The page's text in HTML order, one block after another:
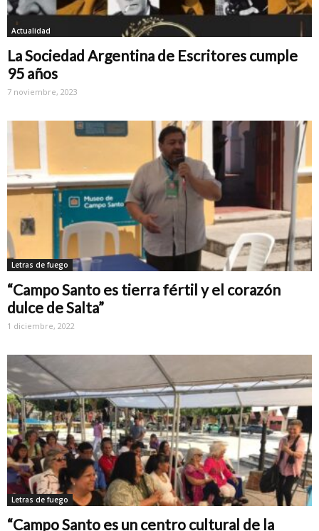
Actualidad
La Sociedad Argentina de Escritores cumple
95 años
7 noviembre, 2023
Letras de fuego
“Campo Santo es tierra fértil y el corazón
dulce de Salta”
1 diciembre, 2022
Letras de fuego
“Campo Santo es un centro cultural de la